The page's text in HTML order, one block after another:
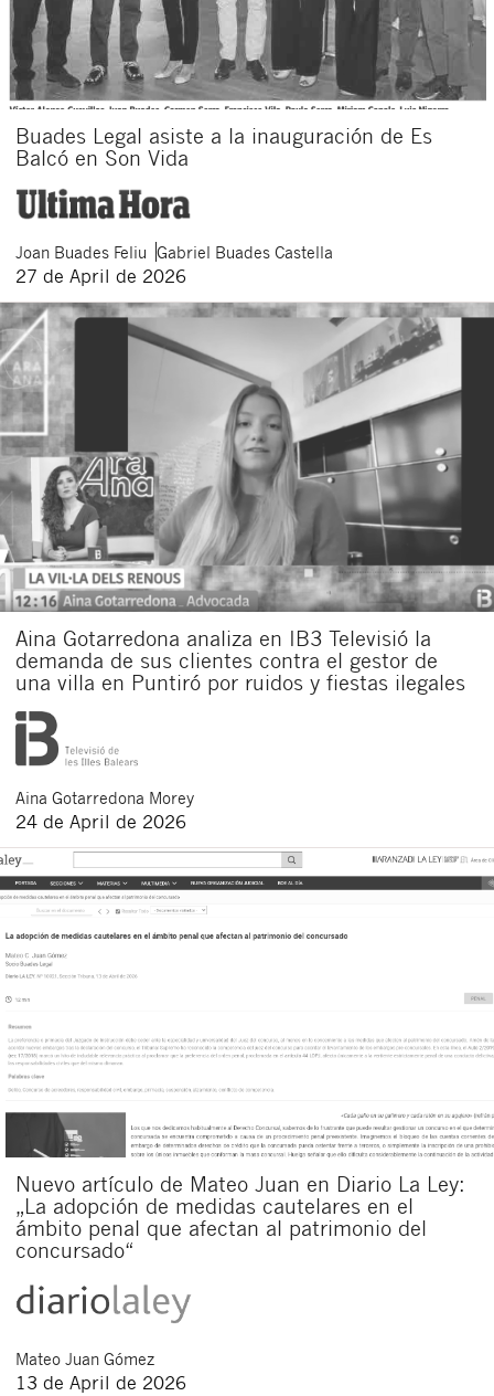
Buades Legal asiste a la inauguración de Es
Balcó en Son Vida
Joan Buades Feliu Gabriel Buades Castella
27 de April de 2026
Aina Gotarredona analiza en IB3 Televisió la
demanda de sus clientes contra el gestor de
una villa en Puntiró por ruidos y fiestas ilegales
Aina Gotarredona Morey
24 de April de 2026
Nuevo artículo de Mateo Juan en Diario La Ley:
„La adopción de medidas cautelares en el
ámbito penal que afectan al patrimonio del
concursado“
Mateo Juan Gómez
13 de April de 2026